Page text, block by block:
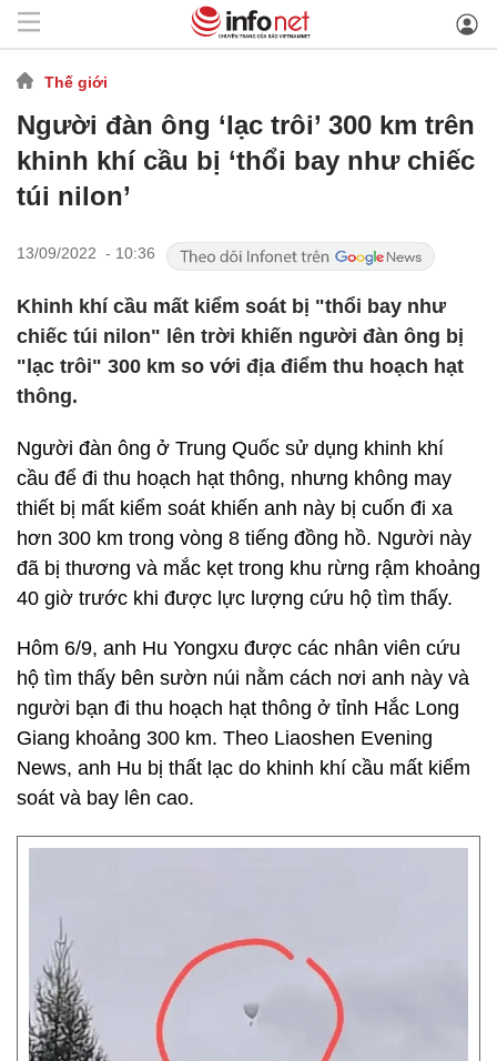
Thế giới
Người đàn ông ‘lạc trôi’ 300 km trên
khinh khí cầu bị ‘thổi bay như chiếc
túi nilon’
13/09/2022 - 10:36
Khinh khí cầu mất kiểm soát bị "thổi bay như
chiếc túi nilon" lên trời khiến người đàn ông bị
"lạc trôi" 300 km so với địa điểm thu hoạch hạt
thông.
Người đàn ông ở Trung Quốc sử dụng khinh khí
cầu để đi thu hoạch hạt thông, nhưng không may
thiết bị mất kiểm soát khiến anh này bị cuốn đi xa
hơn 300 km trong vòng 8 tiếng đồng hồ. Người này
đã bị thương và mắc kẹt trong khu rừng rậm khoảng
40 giờ trước khi được lực lượng cứu hộ tìm thấy.
Hôm 6/9, anh Hu Yongxu được các nhân viên cứu
hộ tìm thấy bên sườn núi nằm cách nơi anh này và
người bạn đi thu hoạch hạt thông ở tỉnh Hắc Long
Giang khoảng 300 km. Theo Liaoshen Evening
News, anh Hu bị thất lạc do khinh khí cầu mất kiểm
soát và bay lên cao.